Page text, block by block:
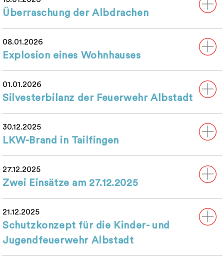
Überraschung der Albdrachen
08.01.2026
Explosion eines Wohnhauses
01.01.2026
Silvesterbilanz der Feuerwehr Albstadt
30.12.2025
LKW-Brand in Tailfingen
27.12.2025
Zwei Einsätze am 27.12.2025
21.12.2025
Schutzkonzept für die Kinder- und
Jugendfeuerwehr Albstadt